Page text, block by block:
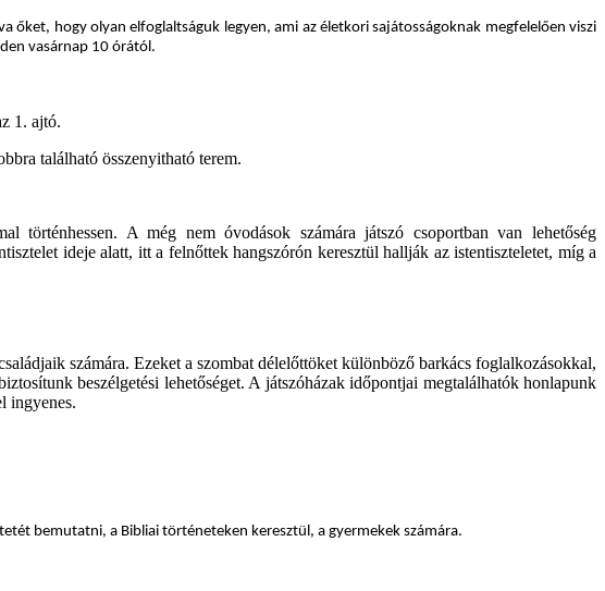
hogy olyan elfoglaltságuk legyen, ami az életkori sajátosságoknak megfelelően viszi
vasárnap 10 órától.
1. ajtó.
található összenyitható terem.
történhessen. A még nem óvodások számára játszó csoportban van lehetőség
ideje alatt, itt a felnőttek hangszórón keresztül hallják az istentiszteletet, míg a
számára. Ezeket a szombat délelőttöket különböző barkács foglalkozásokkal,
beszélgetési lehetőséget. A játszóházak időpontjai megtalálhatók honlapunk
ingyenes.
bemutatni, a Bibliai történeteken keresztül, a gyermekek számára.